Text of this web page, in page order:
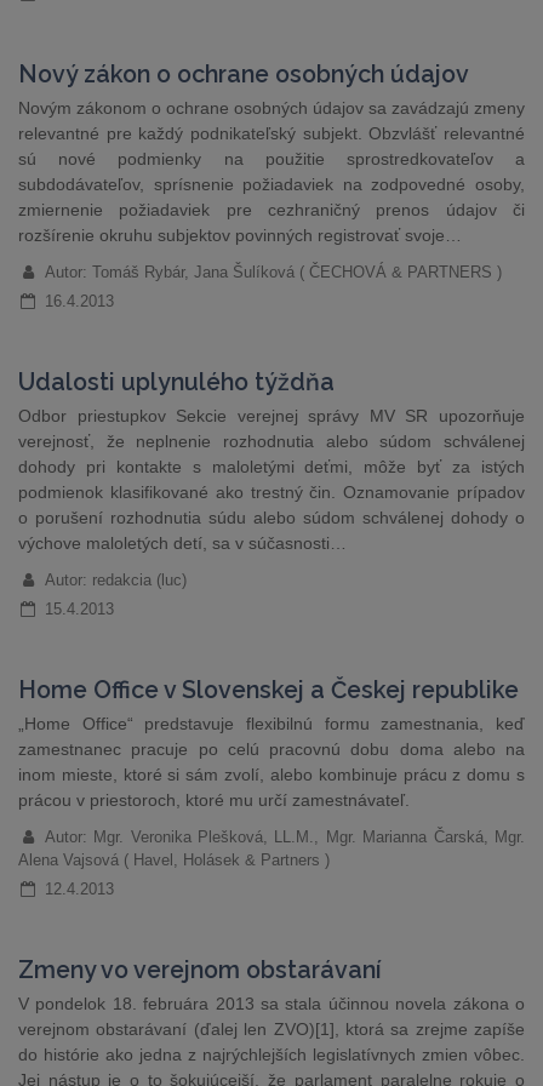
Nový zákon o ochrane osobných údajov
Novým zákonom o ochrane osobných údajov sa zavádzajú zmeny
relevantné pre každý podnikateľský subjekt. Obzvlášť relevantné
sú nové podmienky na použitie sprostredkovateľov a
subdodávateľov, sprísnenie požiadaviek na zodpovedné osoby,
zmiernenie požiadaviek pre cezhraničný prenos údajov či
rozšírenie okruhu subjektov povinných registrovať svoje…
Autor: Tomáš Rybár, Jana Šulíková ( ČECHOVÁ & PARTNERS )
16.4.2013
Udalosti uplynulého týždňa
Odbor priestupkov Sekcie verejnej správy MV SR upozorňuje
verejnosť, že neplnenie rozhodnutia alebo súdom schválenej
dohody pri kontakte s maloletými deťmi, môže byť za istých
podmienok klasifikované ako trestný čin. Oznamovanie prípadov
o porušení rozhodnutia súdu alebo súdom schválenej dohody o
výchove maloletých detí, sa v súčasnosti…
Autor: redakcia (luc)
15.4.2013
Home Office v Slovenskej a Českej republike
„Home Office“ predstavuje flexibilnú formu zamestnania, keď
zamestnanec pracuje po celú pracovnú dobu doma alebo na
inom mieste, ktoré si sám zvolí, alebo kombinuje prácu z domu s
prácou v priestoroch, ktoré mu určí zamestnávateľ.
Autor: Mgr. Veronika Plešková, LL.M., Mgr. Marianna Čarská, Mgr.
Alena Vajsová ( Havel, Holásek & Partners )
12.4.2013
Zmeny vo verejnom obstarávaní
V pondelok 18. februára 2013 sa stala účinnou novela zákona o
verejnom obstarávaní (ďalej len ZVO)[1], ktorá sa zrejme zapíše
do histórie ako jedna z najrýchlejších legislatívnych zmien vôbec.
Jej nástup je o to šokujúcejší, že parlament paralelne rokuje o